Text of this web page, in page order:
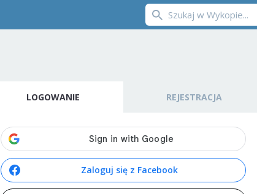
LOGOWANIE REJESTRACJA
Zaloguj się z Facebook